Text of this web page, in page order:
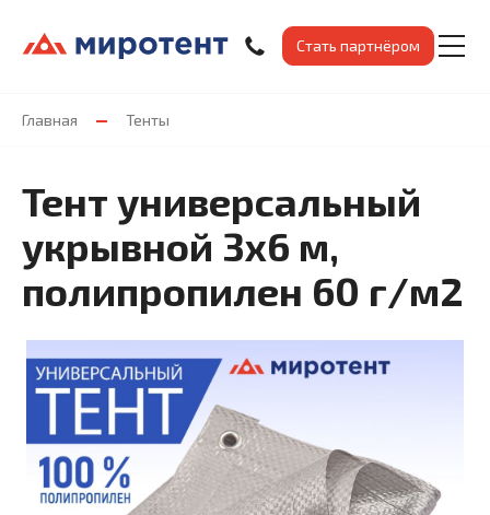
Стать партнёром
Главная Тенты
Тент универсальный
укрывной 3x6 м,
полипропилен 60 г/м2